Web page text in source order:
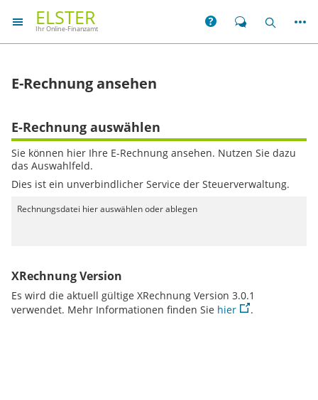
ELSTER
Ihr Online-Finanzamt
Hilfe Chat Suche
E-Rechnung ansehen
E-Rechnung auswählen
Sie können hier Ihre E-Rechnung ansehen. Nutzen Sie dazu
das Auswahlfeld.
Dies ist ein unverbindlicher Service der Steuerverwaltung.
Rechnungsdatei hier auswählen oder ablegen
XRechnung Version
Es wird die aktuell gültige XRechnung Version 3.0.1
verwendet. Mehr Informationen finden Sie hier .